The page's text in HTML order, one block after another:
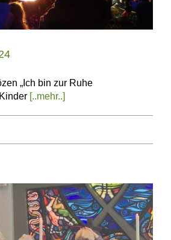
„Ich bin zur Ruhe
[..mehr..]